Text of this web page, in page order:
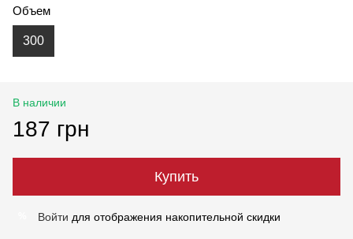
Объем
300
В наличии
187 грн
Купить
Войти для отображения накопительной скидки